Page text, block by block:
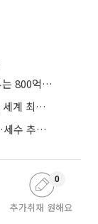
추미애 "소방인건비 1조1000억 중 중앙정부는 800억뿐"
이상일 시장, 다낭 국제무대 올랐다…"용인, 세계 최대 반도체 도시 된다"
경기도의회 국힘 "7조 채무는 인재(人災)"…세수 추계 조작 의혹 제기
추가취재 원해요
0